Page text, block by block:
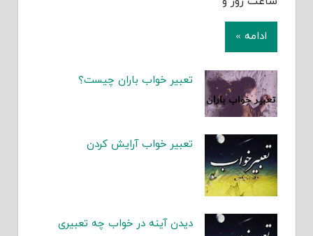
ادامه »
تعبیر خواب باران چیست؟
تعبیر خواب آرایش کردن
دیدن آینه در خواب چه تعبیری